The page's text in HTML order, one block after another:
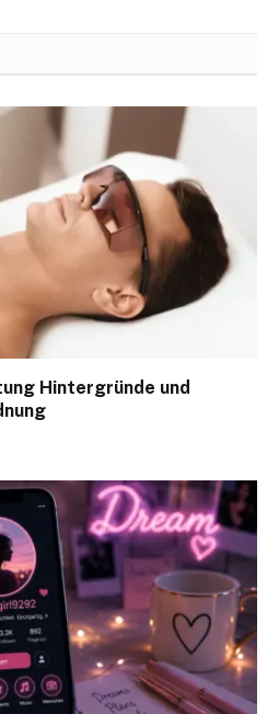
Hintergründe und